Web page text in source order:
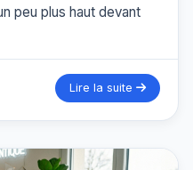
peu plus haut devant
Lire la suite